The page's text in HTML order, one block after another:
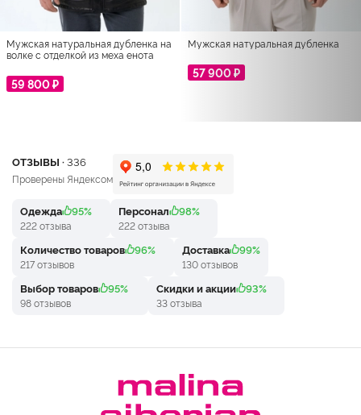
Мужская натуральная дубленка на
волке с отделкой из меха енота
59 800 ₽
Мужская натуральная дубленка
57 900 ₽
ОТЗЫВЫ · 336
Проверены Яндексом
Одежда 95%
222 отзыва
Персонал 98%
222 отзыва
Количество товаров 96%
217 отзывов
Доставка 99%
130 отзывов
Выбор товаров 95%
98 отзывов
Скидки и акции 93%
33 отзыва